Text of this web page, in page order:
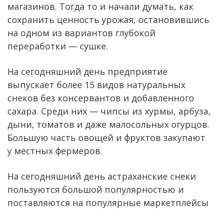
магазинов. Тогда то и начали думать, как
сохранить ценность урожая, остановившись
на одном из вариантов глубокой
переработки — сушке.
На сегодняшний день предприятие
выпускает более 15 видов натуральных
снеков без консервантов и добавленного
сахара. Среди них — чипсы из хурмы, арбуза,
дыни, томатов и даже малосольных огурцов.
Большую часть овощей и фруктов закупают
у местных фермеров.
На сегодняшний день астраханские снеки
пользуются большой популярностью и
поставляются на популярные маркетплейсы